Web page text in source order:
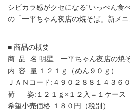
シビカラ感がクセになる“いっぺん食
の「一平ちゃん夜店の焼そば」新メニ
■ 商品の概要
商 品 名:明星 一平ちゃん夜店の焼
内 容 量:１２１ｇ（めん９０ｇ）
ＪＡＮコード:４９０２８８１４３６
荷 姿:１２１ｇ×１２入＝１ケース
希望小売価格:１８０円（税別）